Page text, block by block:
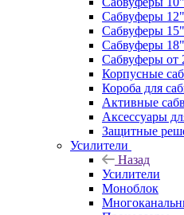
Сабвуферы
Сабвуферы
Сабвуферы
Сабвуферы от
Корпусные
Короба для
Активные
Аксессуары
Защитные
Усилители
Назад
Усилители
Моноблок